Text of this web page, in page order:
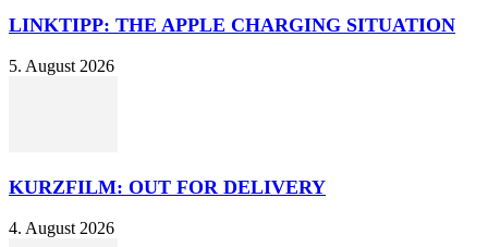
LINKTIPP: THE APPLE CHARGING SITUATION
5. August 2026
KURZFILM: OUT FOR DELIVERY
4. August 2026